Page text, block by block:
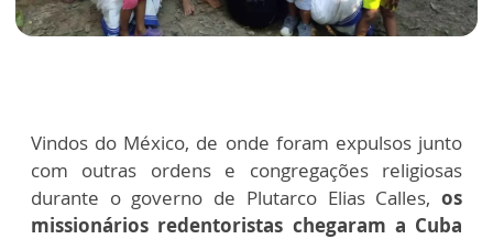
Vindos do México, de onde foram expulsos junto
com outras ordens e congregações religiosas
durante o governo de Plutarco Elias Calles, os
missionários redentoristas chegaram a Cuba